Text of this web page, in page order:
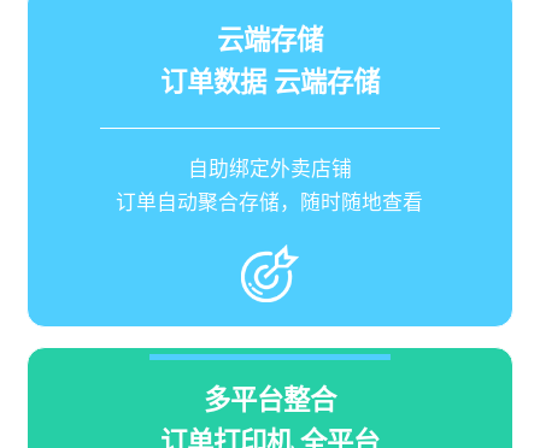
云端存储
订单数据 云端存储
自助绑定外卖店铺
订单自动聚合存储，随时随地查看
多平台整合